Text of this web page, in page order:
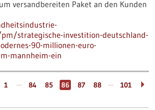
versandbereiten Paket an den Kunden
strategische-investition-deutschland-
90-millionen-euro-
mannheim-ein
1 … 84 85 86 87 88 … 101